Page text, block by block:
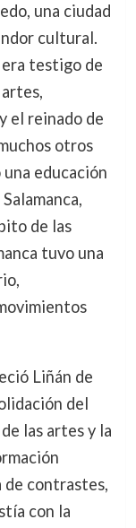
una ciudad
cultural.
era testigo de
el reinado de
otros
educación
de las
tuvo una
Liñán de
del
las artes y la
de contrastes,
con la